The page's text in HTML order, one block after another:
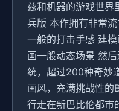
兹和机器的游戏世界
兵版 本作拥有非常
一般的打击手感 建
画一般动态场景 然
统，超过200种奇妙
画风，充满挑战性的
行走在新巴比伦都市